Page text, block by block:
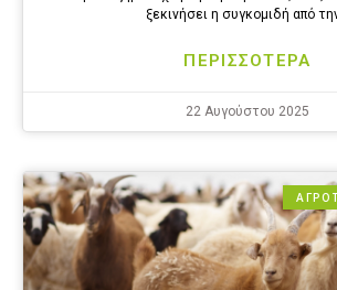
ξεκινήσει η συγκομιδή από
ΠΕΡΙΣΣΟΤΕΡΑ
22 Αυγούστου 2025